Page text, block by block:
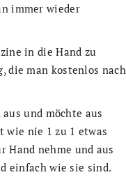
immer wieder
in die Hand zu
die man kostenlos nach
und möchte aus
wie nie 1 zu 1 etwas
Hand nehme und aus
einfach wie sie sind.